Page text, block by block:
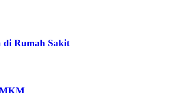
di Rumah Sakit